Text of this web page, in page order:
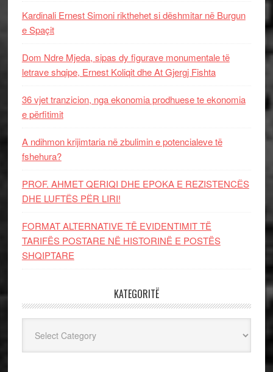
Kardinali Ernest Simoni rikthehet si dëshmitar në Burgun
e Spaçit
Dom Ndre Mjeda, sipas dy figurave monumentale të
letrave shqipe, Ernest Koliqit dhe At Gjergj Fishta
36 vjet tranzicion, nga ekonomia prodhuese te ekonomia
e përfitimit
A ndihmon krijimtaria në zbulimin e potencialeve të
fshehura?
PROF. AHMET QERIQI DHE EPOKA E REZISTENCЁS
DHE LUFTЁS PЁR LIRI!
FORMAT ALTERNATIVE TË EVIDENTIMIT TË
TARIFËS POSTARE NË HISTORINË E POSTËS
SHQIPTARE
KATEGORITË